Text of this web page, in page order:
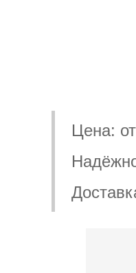
Цена: от